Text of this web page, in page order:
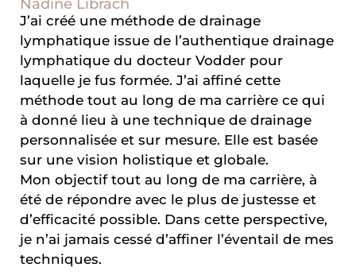
Nadine Librach
J’ai créé une méthode de drainage
lymphatique issue de l’authentique drainage
lymphatique du docteur Vodder pour
laquelle je fus formée. J’ai affiné cette
méthode tout au long de ma carrière ce qui
à donné lieu à une technique de drainage
personnalisée et sur mesure. Elle est basée
sur une vision holistique et globale.
Mon objectif tout au long de ma carrière, à
été de répondre avec le plus de justesse et
d’efficacité possible. Dans cette perspective,
je n’ai jamais cessé d’affiner l’éventail de mes
techniques.